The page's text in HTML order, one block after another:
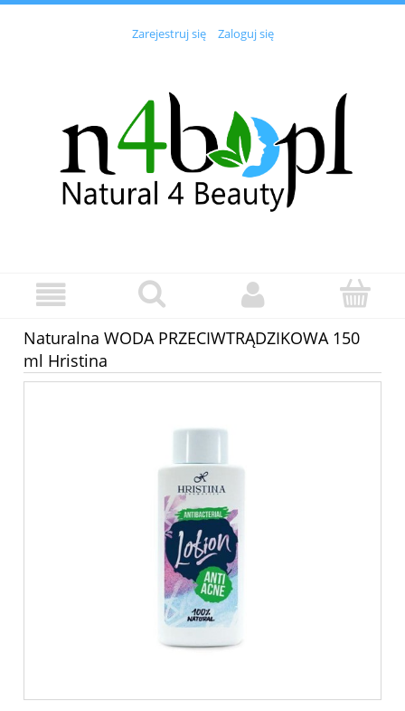
Zarejestruj się Zaloguj się
Naturalna WODA PRZECIWTRĄDZIKOWA 150
ml Hristina